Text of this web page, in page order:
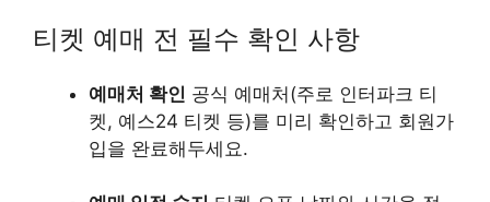
티켓 예매 전 필수 확인 사항
예매처 확인 공식 예매처(주로 인터파크 티
켓, 예스24 티켓 등)를 미리 확인하고 회원가
입을 완료해두세요.